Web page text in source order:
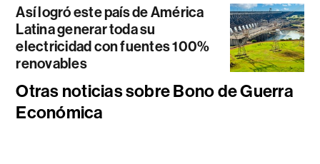
Así logró este país de América
Latina generar toda su
electricidad con fuentes 100%
renovables
Otras noticias sobre Bono de Guerra
Económica